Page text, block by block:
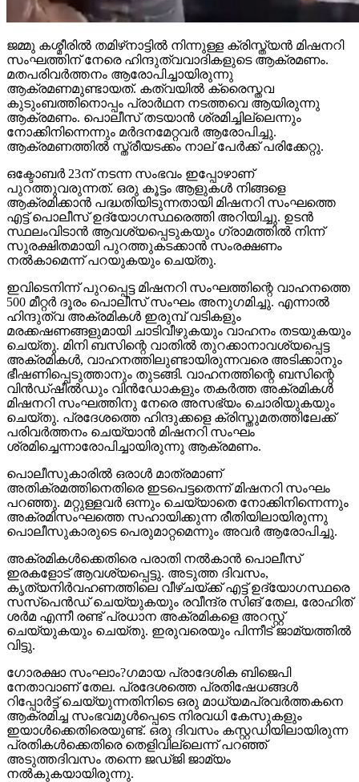
ജമ്മു കശ്മീരില്‍ തമിഴ്‌നാട്ടില്‍ നിന്നുള്ള ക്രിസ്ത്യന്‍ മിഷനറി
സംഘത്തിന് നേരെ ഹിന്ദുത്വവാദികളുടെ ആക്രമണം.
മതപരിവര്‍ത്തനം ആരോപിച്ചായിരുന്നു
ആക്രമണമുണ്ടായത്. കത്വയില്‍ ക്രൈസ്തവ
കുടുംബത്തിനൊപ്പം പ്രാര്‍ഥന നടത്തവെ ആയിരുന്നു
ആക്രമണം. പൊലീസ് തടയാന്‍ ശ്രമിച്ചില്ലെന്നും
നോക്കിനിന്നെന്നും മര്‍ദനമേറ്റവര്‍ ആരോപിച്ചു.
ആക്രമണത്തില്‍ സ്ത്രീയടക്കം നാല് പേര്‍ക്ക് പരിക്കേറ്റു.
ഒക്ടോബര്‍ 23ന് നടന്ന സംഭവം ഇപ്പോഴാണ്
പുറത്തുവരുന്നത്. ഒരു കൂട്ടം ആളുകള്‍ നിങ്ങളെ
ആക്രമിക്കാന്‍ പദ്ധതിയിടുന്നതായി മിഷനറി സംഘത്തെ
എട്ട് പൊലീസ് ഉദ്യോഗസ്ഥരെത്തി അറിയിച്ചു. ഉടന്‍
സ്ഥലംവിടാന്‍ ആവശ്യപ്പെടുകയും ഗ്രാമത്തില്‍ നിന്ന്
സുരക്ഷിതമായി പുറത്തുകടക്കാന്‍ സംരക്ഷണം
നല്‍കാമെന്ന് പറയുകയും ചെയ്തു.
ഇവിടെനിന്ന് പുറപ്പെട്ട മിഷനറി സംഘത്തിന്റെ വാഹനത്തെ
500 മീറ്റര്‍ ദൂരം പൊലീസ് സംഘം അനുഗമിച്ചു. എന്നാല്‍
ഹിന്ദുത്വ അക്രമികള്‍ ഇരുമ്പ് വടികളും
മരക്കഷണങ്ങളുമായി ചാടിവീഴുകയും വാഹനം തടയുകയും
ചെയ്തു. മിനി ബസിന്റെ വാതില്‍ തുറക്കാനാവശ്യപ്പെട്ട
അക്രമികള്‍, വാഹനത്തിലുണ്ടായിരുന്നവരെ അടിക്കാനും
ഭീഷണിപ്പെടുത്താനും തുടങ്ങി. വാഹനത്തിന്റെ ബസിന്റെ
വിന്‍ഡ്ഷീല്‍ഡും വിന്‍ഡോകളും തകര്‍ത്ത അക്രമികള്‍
മിഷനറി സംഘത്തിനു നേരെ അസഭ്യം ചൊരിയുകയും
ചെയ്തു. പ്രദേശത്തെ ഹിന്ദുക്കളെ ക്രിസ്തുമതത്തിലേക്ക്
പരിവര്‍ത്തനം ചെയ്യാന്‍ മിഷനറി സംഘം
ശ്രമിച്ചെന്നാരോപിച്ചായിരുന്നു ആക്രമണം.
പൊലീസുകാരില്‍ ഒരാള്‍ മാത്രമാണ്
അതിക്രമത്തിനെതിരെ ഇടപെട്ടതെന്ന് മിഷനറി സംഘം
പറഞ്ഞു. മറ്റുള്ളവര്‍ ഒന്നും ചെയ്യാതെ നോക്കിനിന്നെന്നും
അക്രമിസംഘത്തെ സഹായിക്കുന്ന രീതിയിലായിരുന്നു
പൊലീസുകാരുടെ പെരുമാറ്റമെന്നും അവര്‍ ആരോപിച്ചു.
അക്രമികള്‍ക്കെതിരെ പരാതി നല്‍കാന്‍ പൊലീസ്
ഇരകളോട് ആവശ്യപ്പെട്ടു. അടുത്ത ദിവസം,
കൃത്യനിര്‍വഹണത്തിലെ വീഴ്ചയ്ക്ക് എട്ട് ഉദ്യോഗസ്ഥരെ
സസ്‌പെന്‍ഡ് ചെയ്യുകയും രവീന്ദ്ര സിങ് തേല, രോഹിത്
ശര്‍മ എന്നീ രണ്ട് പ്രധാന അക്രമികളെ അറസ്റ്റ്
ചെയ്യുകയും ചെയ്തു. ഇരുവരെയും പിന്നീട് ജാമ്യത്തില്‍
വിട്ടു.
ഗോരക്ഷാ സംഘാം?ഗമായ പ്രാദേശിക ബിജെപി
നേതാവാണ് തേല. പ്രദേശത്തെ പ്രതിഷേധങ്ങള്‍
റിപ്പോര്‍ട്ട് ചെയ്യുന്നതിനിടെ ഒരു മാധ്യമപ്രവര്‍ത്തകനെ
ആക്രമിച്ച സംഭവമുള്‍പ്പെടെ നിരവധി കേസുകളും
ഇയാള്‍ക്കെതിരെയുണ്ട്. ഒരു ദിവസം കസ്റ്റഡിയിലായിരുന്ന
പ്രതികള്‍ക്കെതിരെ തെളിവില്ലെന്ന് പറഞ്ഞ്
അടുത്തദിവസം തന്നെ ജഡ്ജി ജാമ്യം
നല്‍കുകയായിരുന്നു.